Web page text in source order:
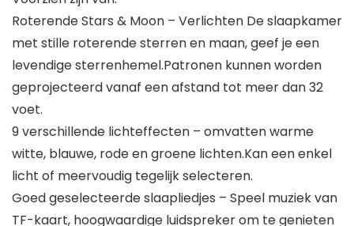
Roterende Stars & Moon – Verlichten De slaapkamer
met stille roterende sterren en maan, geef je een
levendige sterrenhemel.Patronen kunnen worden
geprojecteerd vanaf een afstand tot meer dan 32
voet.
9 verschillende lichteffecten – omvatten warme
witte, blauwe, rode en groene lichten.Kan een enkel
licht of meervoudig tegelijk selecteren.
Goed geselecteerde slaapliedjes – Speel muziek van
TF-kaart, hoogwaardige luidspreker om te genieten